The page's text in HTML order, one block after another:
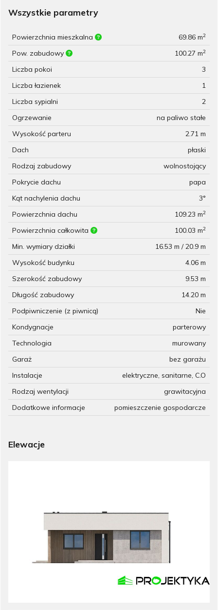
Wszystkie parametry
Powierzchnia mieszkalna 69.86 m2
Pow. zabudowy 100.27 m2
Liczba pokoi
3
Liczba łazienek
1
Liczba sypialni
2
Ogrzewanie
na paliwo stałe
Wysokość parteru
2.71 m
Dach
płaski
Rodzaj zabudowy
wolnostojący
Pokrycie dachu
papa
Kąt nachylenia dachu
3°
Powierzchnia dachu
109.23 m2
Powierzchnia całkowita 100.03 m2
Min. wymiary działki
16.53 m / 20.9 m
Wysokość budynku
4.06 m
Szerokość zabudowy
9.53 m
Długość zabudowy
14.20 m
Podpiwniczenie (z piwnicą)
Nie
Kondygnacje
parterowy
Technologia
murowany
Garaż
bez garażu
Instalacje
elektryczne, sanitarne, C.O
Rodzaj wentylacji
grawitacyjna
Dodatkowe informacje
pomieszczenie gospodarcze
Elewacje